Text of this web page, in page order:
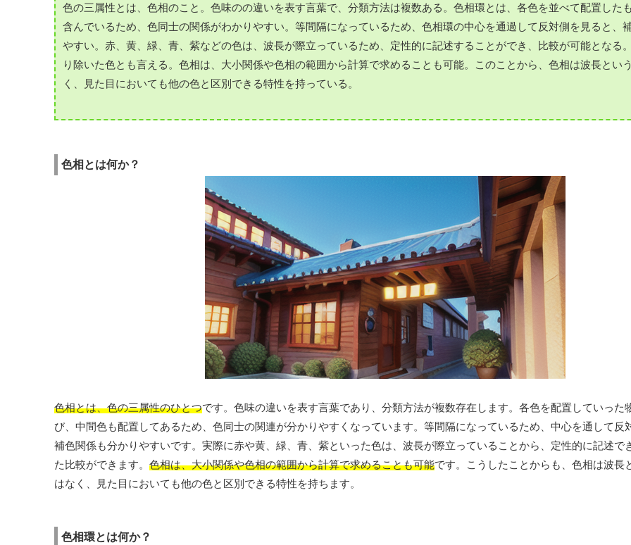
色の三属性とは、色相のこと。色味のの違いを表す言葉で、分類方法は複数ある。色相環とは、各色を並べて配置した
含んでいるため、色同士の関係がわかりやすい。等間隔になっているため、色相環の中心を通過して反対側を見ると、
やすい。赤、黄、緑、青、紫などの色は、波長が際立っているため、定性的に記述することができ、比較が可能となる
り除いた色とも言える。色相は、大小関係や色相の範囲から計算で求めることも可能。このことから、色相は波長とい
く、見た目においても他の色と区別できる特性を持っている。
色相とは何か？
色相とは、色の三属性のひとつです。色味の違いを表す言葉であり、分類方法が複数存在します。各色を配置していった
び、中間色も配置してあるため、色同士の関連が分かりやすくなっています。等間隔になっているため、中心を通して反
補色関係も分かりやすいです。実際に赤や黄、緑、青、紫といった色は、波長が際立っていることから、定性的に記述で
た比較ができます。 色相は、大小関係や色相の範囲から計算で求めることも可能です。こうしたことからも、色相は波長
はなく、見た目においても他の色と区別できる特性を持ちます。
色相環とは何か？